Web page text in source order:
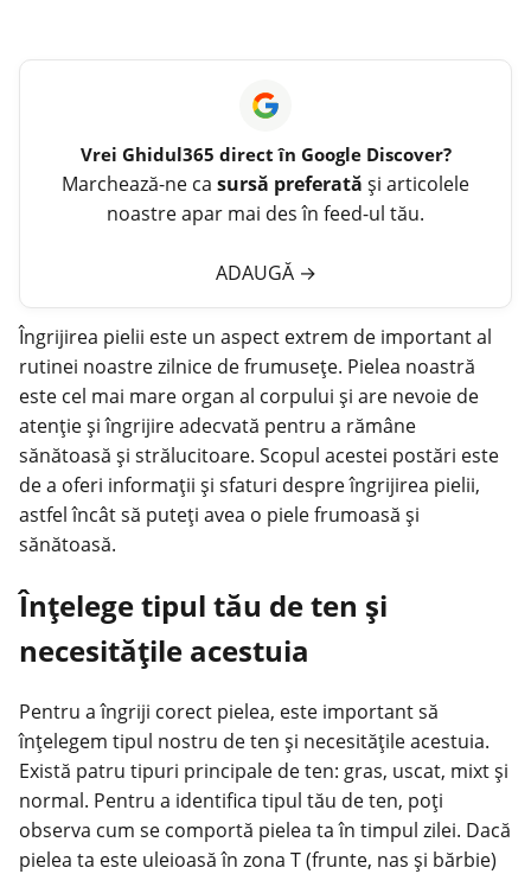
Vrei Ghidul365 direct în Google Discover?
Marchează-ne ca sursă preferată și articolele
noastre apar mai des în feed-ul tău.
ADAUGĂ →
Îngrijirea pielii este un aspect extrem de important al
rutinei noastre zilnice de frumusețe. Pielea noastră
este cel mai mare organ al corpului și are nevoie de
atenție și îngrijire adecvată pentru a rămâne
sănătoasă și strălucitoare. Scopul acestei postări este
de a oferi informații și sfaturi despre îngrijirea pielii,
astfel încât să puteți avea o piele frumoasă și
sănătoasă.
Înțelege tipul tău de ten și
necesitățile acestuia
Pentru a îngriji corect pielea, este important să
înțelegem tipul nostru de ten și necesitățile acestuia.
Există patru tipuri principale de ten: gras, uscat, mixt și
normal. Pentru a identifica tipul tău de ten, poți
observa cum se comportă pielea ta în timpul zilei. Dacă
pielea ta este uleioasă în zona T (frunte, nas și bărbie)